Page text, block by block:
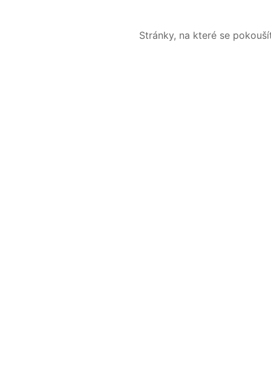
Stránky, na které se